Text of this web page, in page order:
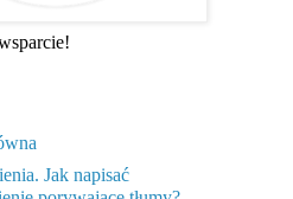
Jak napisać